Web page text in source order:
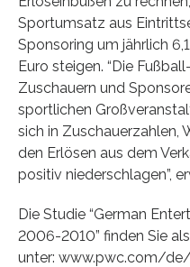
Sportumsatz aus
Sponsoring um jährlich
Euro steigen. “Die
Zuschauern und
sportlichen
sich in Zuschauerzahlen,
den Erlösen aus dem
positiv niederschlagen”,
Die Studie “German
2006-2010” finden Sie
unter: www.pwc.com/